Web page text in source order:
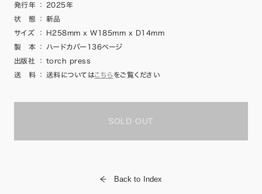
発行年 ：
2025年
状 態
：
新品
サイズ
：
H258mm x W185mm x D14mm
製 本
：
ハードカバー136ページ
出版社
：
torch press
送 料
： 送料についてはこちら をご覧ください
SOLD OUT
Back to Index